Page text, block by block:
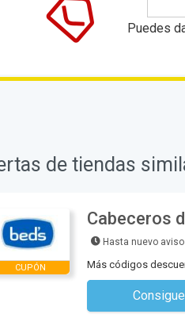
Puedes
de tiendas
CUPÓN
Cabeceros
Hasta nuevo aviso
Más códigos
No se